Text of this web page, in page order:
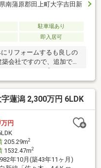
南蒲原郡田上町大字吉田新
駐車場あり
即入居可
リフォームするも良しの
会社ですので、追加でリ
田舎ライフを楽しめます♪
の時間もゆったり♪水回り
活をスタート！駐車は並
れるゆとりがございま
で約5分、通勤・通学にも
日々のお買物もスムーズ♪
です♪
蓮潟 2,300万円 6LDK
万円
205.29m2
1532.47m2
年10月(築43年11ヶ月)